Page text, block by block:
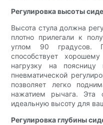
Регулировка высоты
Высота стула должна
плотно прилегали к
углом 90 градусов.
способствует
нагрузку на
пневматической
позволяет легко
нажатием рычага. Эта
идеальную высоту для
Регулировка глубины